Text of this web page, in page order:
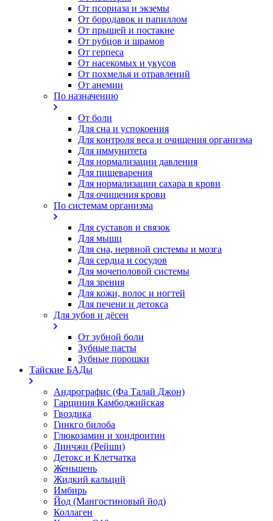
Oт псориаза и экземы
От бородавок и папиллом
От прыщей и постакне
От рубцов и шрамов
От герпеса
От насекомых и укусов
От похмелья и отравлений
От анемии
По назначению
От боли
Для сна и успокоения
Для контроля веса и очищения организма
Для иммунитета
Для нормализации давления
Для пищеварения
Для нормализации сахара в крови
Для очищения крови
По системам организма
Для суставов и связок
Для мышц
Для сна, нервной системы и мозга
Для сердца и сосудов
Для мочеполовой системы
Для зрения
Для кожи, волос и ногтей
Для печени и детокса
Для зубов и дёсен
От зубной боли
Зубные пасты
Зубные порошки
Тайские БАДы
Андрографис (Фа Талай Джон)
Гарциния Камбоджийская
Гвоздика
Гинкго билоба
Глюкозамин и хондроитин
Линчжи (Рейши)
Детокс и Клетчатка
Женьшень
Жидкий кальций
Имбирь
Йод (Мангостиновый йод)
Коллаген